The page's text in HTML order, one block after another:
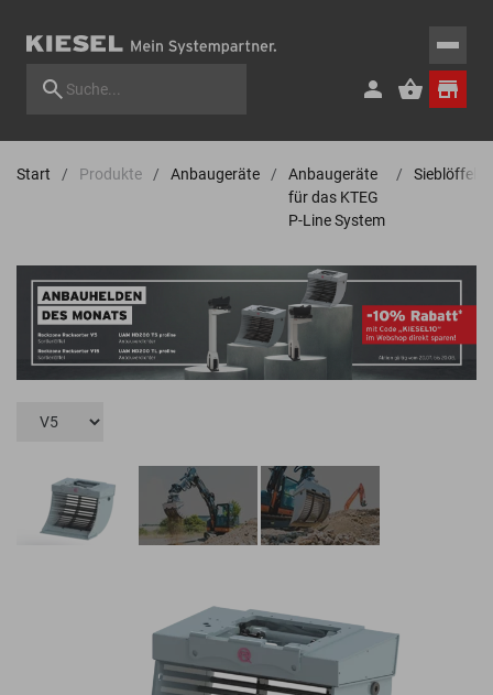
Start Produkte Anbaugeräte
Anbaugeräte
für das KTEG
P-Line System
Sieblöffel